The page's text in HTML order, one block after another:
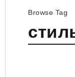
Browse Tag